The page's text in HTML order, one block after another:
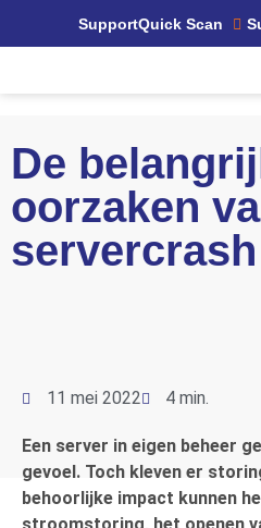
SupportQuick Scan
De
oorzaken
servercrash
11 mei 2022 4 min.
Een server in eigen beheer
gevoel. Toch kleven er
behoorlijke impact kunnen